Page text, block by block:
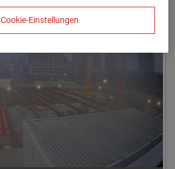
Cookie-Einstellungen